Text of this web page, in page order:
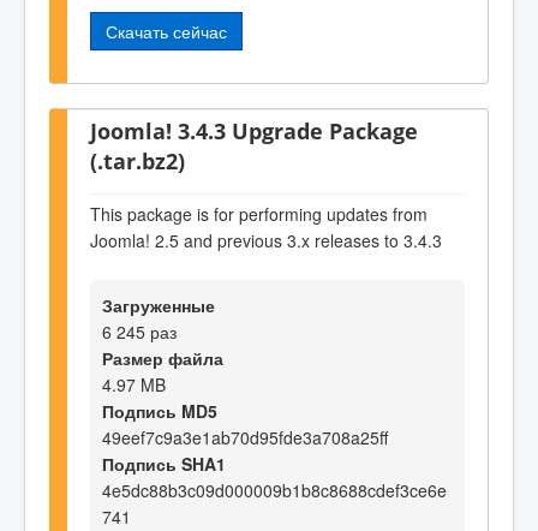
Скачать сейчас
Joomla! 3.4.3 Upgrade Package
(.tar.bz2)
This package is for performing updates from
Joomla! 2.5 and previous 3.x releases to 3.4.3
Загруженные
6 245 раз
Размер файла
4.97 MB
Подпись MD5
49eef7c9a3e1ab70d95fde3a708a25ff
Подпись SHA1
4e5dc88b3c09d000009b1b8c8688cdef3ce6e
741